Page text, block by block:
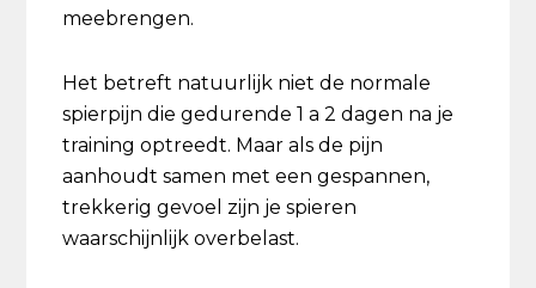
meebrengen.
Het betreft natuurlijk niet de normale
spierpijn die gedurende 1 a 2 dagen na je
training optreedt. Maar als de pijn
aanhoudt samen met een gespannen,
trekkerig gevoel zijn je spieren
waarschijnlijk overbelast.